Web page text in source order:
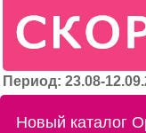
Период: 23.08-
Новый каталог